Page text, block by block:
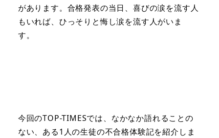
があります。合格発表の当日、喜びの涙を流す人
もいれば、ひっそりと悔し涙を流す人がいま
す。
今回のTOP-TIMESでは、なかなか語れることの
ない、ある1人の生徒の不合格体験記を紹介しま